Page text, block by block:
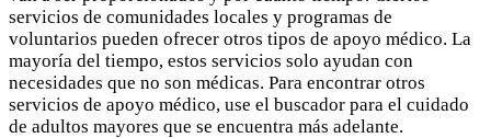
servicios de comunidades locales y programas de
voluntarios pueden ofrecer otros tipos de apoyo médico. La
mayoría del tiempo, estos servicios solo ayudan con
necesidades que no son médicas. Para encontrar otros
servicios de apoyo médico, use el buscador para el cuidado
de adultos mayores que se encuentra más adelante.